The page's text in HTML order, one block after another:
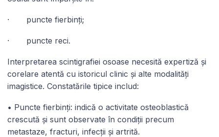
· puncte fierbinți;
· puncte reci.
Interpretarea scintigrafiei osoase necesită expertiză și
corelare atentă cu istoricul clinic și alte modalități
imagistice. Constatările tipice includ:
• Puncte fierbinți: indică o activitate osteoblastică
crescută și sunt observate în condiții precum
metastaze, fracturi, infecții și artrită.